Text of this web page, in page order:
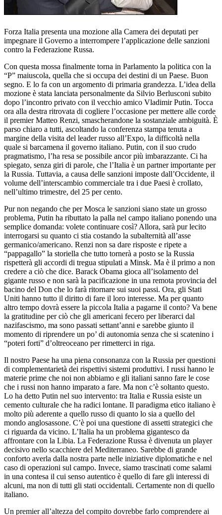
Forza Italia presenta una mozione alla Camera dei deputati per
impegnare il Governo a interrompere l’applicazione delle sanzioni
contro la Federazione Russa.
Con questa mossa finalmente torna in Parlamento la politica con la
“P” maiuscola, quella che si occupa dei destini di un Paese. Buon
segno. E lo fa con un argomento di primaria grandezza. L’idea della
mozione è stata lanciata personalmente da Silvio Berlusconi subito
dopo l’incontro privato con il vecchio amico Vladimir Putin. Tocca
ora alla destra ritrovata di cogliere l’occasione per mettere alle corde
il premier Matteo Renzi, smascherandone la sostanziale ambiguità. È
parso chiaro a tutti, ascoltando la conferenza stampa tenuta a
margine della visita del leader russo all’Expo, la difficoltà nella
quale si barcamena il governo italiano. Putin, con il suo crudo
pragmatismo, l’ha resa se possibile ancor più imbarazzante. Ci ha
spiegato, senza giri di parole, che l’Italia è un partner importante per
la Russia. Tuttavia, a causa delle sanzioni imposte dall’Occidente, il
volume dell’interscambio commerciale tra i due Paesi è crollato,
nell’ultimo trimestre, del 25 per cento.
Pur non negando che per Mosca le sanzioni siano state un grosso
problema, Putin ha ributtato la palla nel campo italiano ponendo una
semplice domanda: volete continuare così? Allora, sarà pur lecito
interrogarsi su quanto ci stia costando la subalternità all’asse
germanico/americano. Renzi non sa dare risposte e ripete a
“pappagallo” la storiella che tutto tornerà a posto se la Russia
rispetterà gli accordi di tregua stipulati a Minsk. Ma è il primo a non
credere a ciò che dice. Barack Obama gioca all’isolamento del
gigante russo e non sarà la pacificazione in una remota provincia del
bacino del Don che lo farà ritornare sui suoi passi. Ora, gli Stati
Uniti hanno tutto il diritto di fare il loro interesse. Ma per quanto
altro tempo dovrà essere la piccola Italia a pagarne il conto? Va bene
la gratitudine per ciò che gli americani fecero per liberarci dal
nazifascismo, ma sono passati settant’anni e sarebbe giunto il
momento di riprendere un po’ di autonomia senza che si scatenino i
“poteri forti” d’oltreoceano per rimetterci in riga.
Il nostro Paese ha una piena consonanza con la Russia per questioni
di complementarietà dei rispettivi sistemi produttivi. I russi hanno le
materie prime che noi non abbiamo e gli italiani sanno fare le cose
che i russi non hanno imparato a fare. Ma non c’è soltanto questo.
Lo ha detto Putin nel suo intervento: tra Italia e Russia esiste un
cemento culturale che ha radici lontane. Il paradigma etico italiano è
molto più aderente a quello russo di quanto lo sia a quello del
mondo anglosassone. C’è poi una questione di assetti strategici che
ci riguarda da vicino. L’Italia ha un problema gigantesco da
affrontare con la Libia. La Federazione Russa è divenuta un player
decisivo nello scacchiere del Mediterraneo. Sarebbe di grande
conforto averla dalla nostra parte nelle iniziative diplomatiche e nel
caso di operazioni sul campo. Invece, siamo trascinati come salami
in una contesa il cui senso autentico è quello di fare gli interessi di
alcuni, ma non di tutti gli stati occidentali. Certamente non di quello
italiano.
Un premier all’altezza del compito dovrebbe farlo comprendere ai